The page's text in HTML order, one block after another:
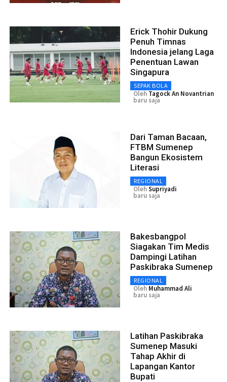
Erick Thohir Dukung
Penuh Timnas
Indonesia jelang Laga
Penentuan Lawan
Singapura
SEPAK BOLA
Oleh Tagock An Novantrian
baru saja
Dari Taman Bacaan,
FTBM Sumenep
Bangun Ekosistem
Literasi
REGIONAL
OlehSupriyadi
baru saja
Bakesbangpol
Siagakan Tim Medis
Dampingi Latihan
Paskibraka Sumenep
REGIONAL
Oleh Muhammad Ali
baru saja
Latihan Paskibraka
Sumenep Masuki
Tahap Akhir di
Lapangan Kantor
Bupati